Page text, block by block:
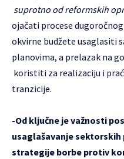
suprotno od reformskih
ojačati procese
okvirne budžete usaglasiti
planovima, a prelazak na
koristiti za realizaciju i
tranzicije.
-Od ključne je važnosti
usaglašavanje
strategije borbe protiv